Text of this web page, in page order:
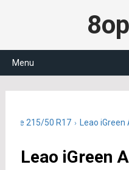
Menu
215/50 R17 Leao
Leao iGreen